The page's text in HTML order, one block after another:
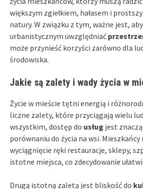
większym zgiełkiem, hałasem i
natury. W związku z tym, ważne jest,
urbanistycznym uwzględniać
może przynieść korzyści zarówno dla
środowiska.
Jakie są zalety i wady życia w
Życie w mieście tętni energią i
liczne zalety, które przyciągają wielu
wszystkim, dostęp do usług jest
porównaniu do życia na wsi.
wyciągnięcie ręki restauracje, sklepy,
istotne miejsca, co zdecydowanie
Drugą istotną zaletą jest bliskość do